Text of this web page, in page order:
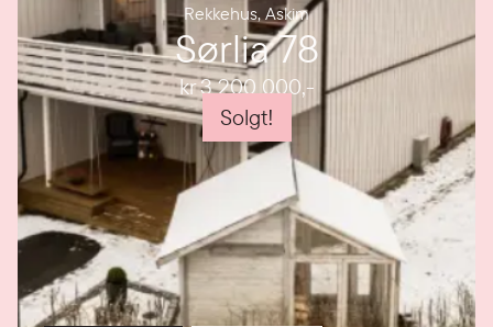
Rekkehus,Askim
Sørlia 78
kr 3 200 000,-
Solgt!